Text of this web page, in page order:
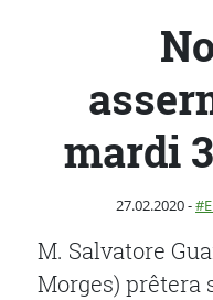
mardi
Publié le
27.02.2020-
M. Salvatore
Morges) prêtera